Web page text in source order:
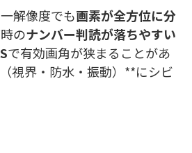
一解像度でも画素が全方位に分
のナンバー判読が落ちやすい
で有効画角が狭まることがあ
視界・防水・振動）**にシビ